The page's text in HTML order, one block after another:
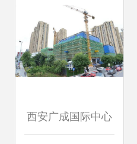
西安广成国际中心